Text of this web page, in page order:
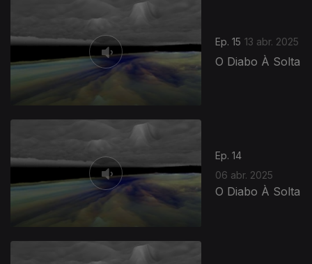
Ep. 15 13 abr. 2025
O Diabo À Solta
Ep. 14
06 abr. 2025
O Diabo À Solta